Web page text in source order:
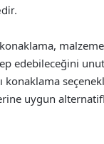
konaklama,
edebileceğini
konaklama
uygun